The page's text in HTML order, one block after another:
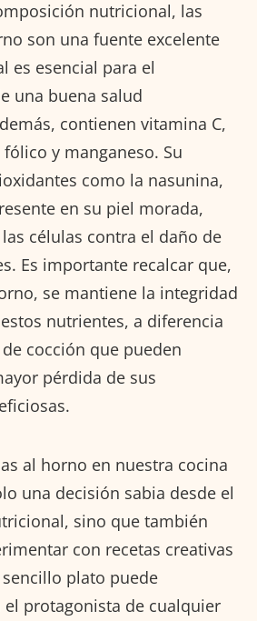
nutricional, las
son una fuente excelente
es esencial para el
una buena salud
contienen vitamina C,
y manganeso. Su
como la nasunina,
en su piel morada,
células contra el daño de
Es importante recalcar que,
se mantiene la integridad
nutrientes, a diferencia
cocción que pueden
pérdida de sus
al horno en nuestra cocina
una decisión sabia desde el
sino que también
con recetas creativas
plato puede
protagonista de cualquier